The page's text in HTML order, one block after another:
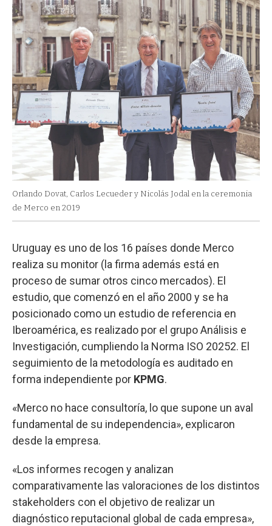
Orlando Dovat, Carlos Lecueder y Nicolás Jodal en la ceremonia
de Merco en 2019
Uruguay es uno de los 16 países donde Merco
realiza su monitor (la firma además está en
proceso de sumar otros cinco mercados). El
estudio, que comenzó en el año 2000 y se ha
posicionado como un estudio de referencia en
Iberoamérica, es realizado por el grupo Análisis e
Investigación, cumpliendo la Norma ISO 20252. El
seguimiento de la metodología es auditado en
forma independiente por KPMG.
«Merco no hace consultoría, lo que supone un aval
fundamental de su independencia», explicaron
desde la empresa.
«Los informes recogen y analizan
comparativamente las valoraciones de los distintos
stakeholders con el objetivo de realizar un
diagnóstico reputacional global de cada empresa»,